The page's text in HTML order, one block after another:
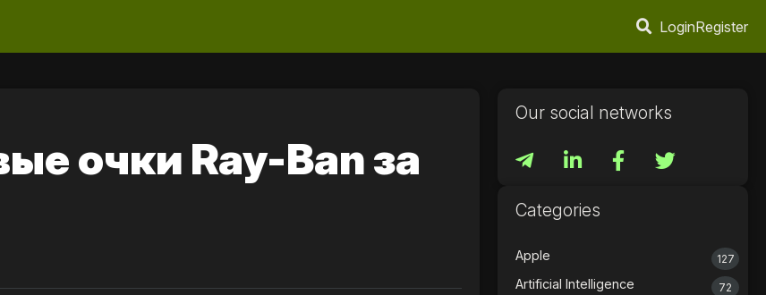
LoginRegister
очки Ray-Ban за
Our social networks
Categories
Apple 127
Artificial Intelligence 72